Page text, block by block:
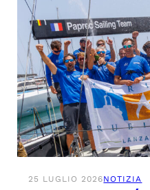
25 LUGLIO 2026NOTIZIA